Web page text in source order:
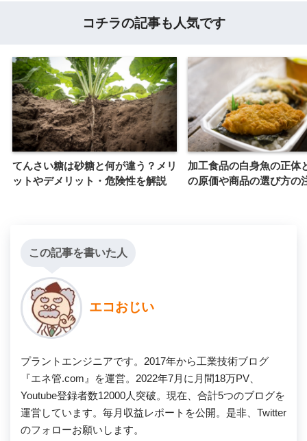
コチラの記事も人気です
てんさい糖は砂糖と何が違う？メリ
ットやデメリット・危険性を解説
加工食品の白身魚の正体
の原価や商品の選び方の
この記事を書いた人
エコおじい
プラントエンジニアです。2017年から工業技術ブログ
『エネ管.com』を運営。2022年7月に月間18万PV、
Youtube登録者数12000人突破。現在、合計5つのブログを
運営しています。毎月収益レポートを公開。是非、Twitter
のフォローお願いします。